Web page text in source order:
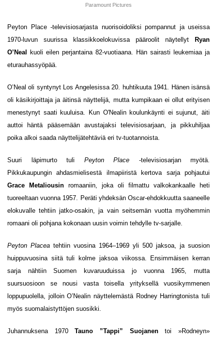
Paramount Pictures
Peyton Place -televisiosarjasta nuorisoidoliksi pompannut ja useissa
1970-luvun suurissa klassikkoelokuvissa pääroolit näytellyt
Ryan
O’Neal
kuoli eilen perjantaina 82-vuotiaana. Hän sairasti leukemiaa ja
eturauhassyöpää.
O’Neal oli syntynyt Los Angelesissa 20. huhtikuuta 1941. Hänen isänsä
oli käsikirjoittaja ja äitinsä näyttelijä, mutta kumpikaan ei ollut erityisen
menestynyt saati kuuluisa. Kun O'Nealin koulunkäynti ei sujunut, äiti
auttoi häntä pääsemään avustajaksi televisiosarjaan, ja pikkuhiljaa
poika alkoi saada näyttelijätehtäviä eri tv-tuotannoista.
Suuri läpimurto tuli Peyton Place -televisiosarjan myötä.
Pikkukaupungin ahdasmielisestä ilmapiiristä kertova sarja pohjautui
Grace Metaliousin romaaniin, joka oli filmattu valkokankaalle heti
tuoreeltaan vuonna 1957. Peräti yhdeksän Oscar-ehdokkuutta saaneelle
elokuvalle tehtiin jatko-osakin, ja vain seitsemän vuotta myöhemmin
romaani oli pohjana kokonaan uusin voimin tehdylle tv-sarjalle.
Peyton Placea tehtiin vuosina 1964–1969 yli 500 jaksoa, ja suosion
huippuvuosina siitä tuli kolme jaksoa viikossa. Ensimmäisen kerran
sarja nähtiin Suomen kuvaruuduissa jo vuonna 1965, mutta
suursuosioon se nousi vasta toisella yrityksellä vuosikymmenen
loppupuolella, jolloin O’Nealin näyttelemästä Rodney Harringtonista tuli
myös suomalaistyttöjen suosikki.
Juhannuksena 1970Tauno ”Tappi” Suojanentoi »Rodneyn»